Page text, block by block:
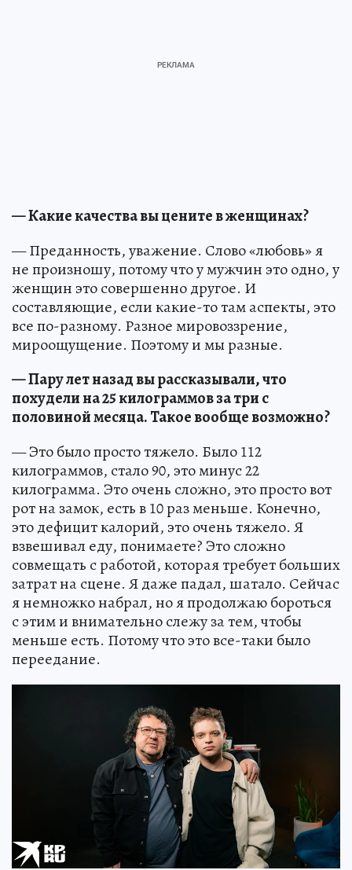
— Какие качества вы цените в женщинах?
— Преданность, уважение. Слово «любовь» я
не произношу, потому что у мужчин это одно, у
женщин это совершенно другое. И
составляющие, если какие-то там аспекты, это
все по-разному. Разное мировоззрение,
мироощущение. Поэтому и мы разные.
— Пару лет назад вы рассказывали, что
похудели на 25 килограммов за три с
половиной месяца. Такое вообще возможно?
— Это было просто тяжело. Было 112
килограммов, стало 90, это минус 22
килограмма. Это очень сложно, это просто вот
рот на замок, есть в 10 раз меньше. Конечно,
это дефицит калорий, это очень тяжело. Я
взвешивал еду, понимаете? Это сложно
совмещать с работой, которая требует больших
затрат на сцене. Я даже падал, шатало. Сейчас
я немножко набрал, но я продолжаю бороться
с этим и внимательно слежу за тем, чтобы
меньше есть. Потому что это все-таки было
переедание.